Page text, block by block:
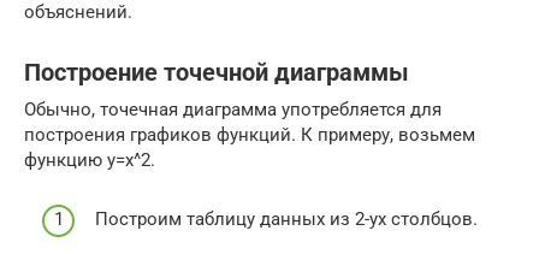
объяснений.
Построение точечной диаграммы
Обычно, точечная диаграмма употребляется для
построения графиков функций. К примеру, возьмем
функцию y=x^2.
Построим таблицу данных из 2-ух столбцов.